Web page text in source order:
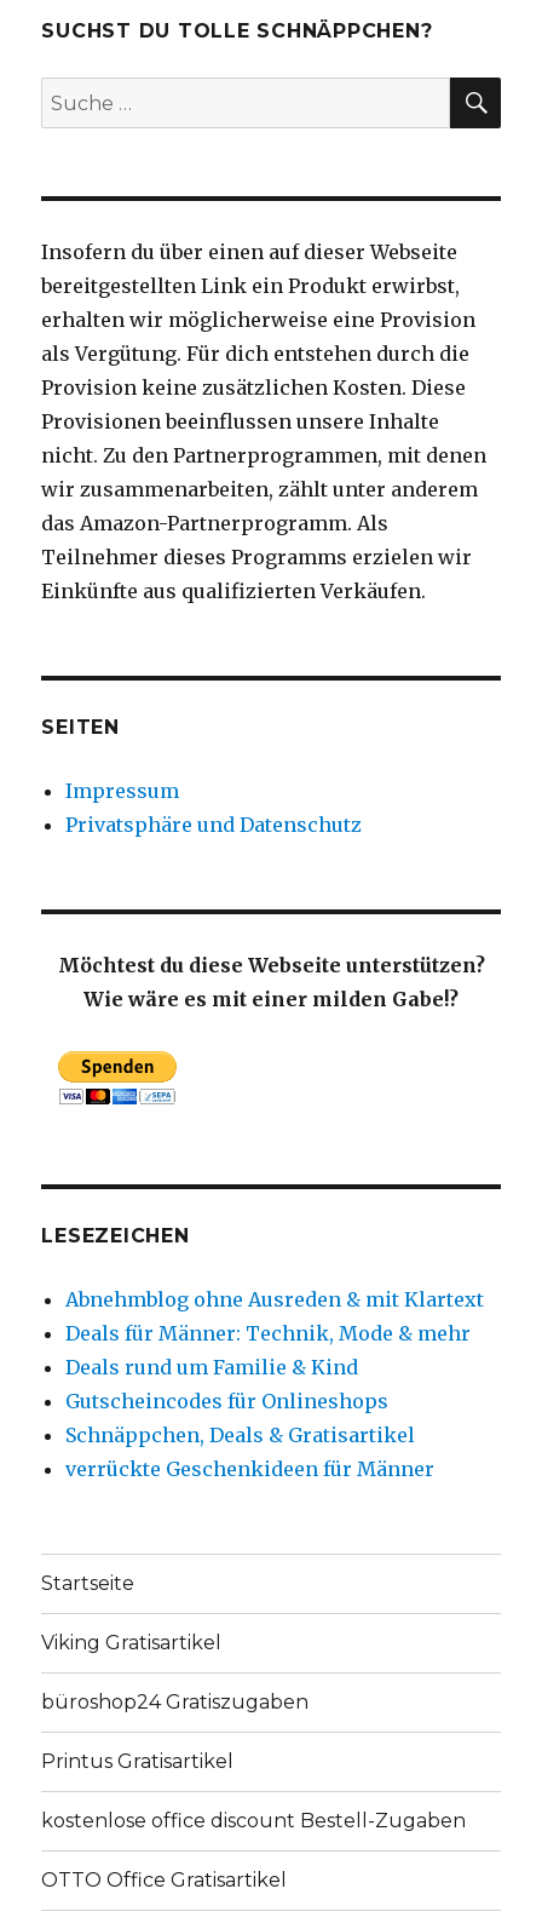
SUCHST DU TOLLE SCHNÄPPCHEN?
Suche
nach:
Insofern du über einen auf dieser Webseite
bereitgestellten Link ein Produkt erwirbst,
erhalten wir möglicherweise eine Provision
als Vergütung. Für dich entstehen durch die
Provision keine zusätzlichen Kosten. Diese
Provisionen beeinflussen unsere Inhalte
nicht. Zu den Partnerprogrammen, mit denen
wir zusammenarbeiten, zählt unter anderem
das Amazon-Partnerprogramm. Als
Teilnehmer dieses Programms erzielen wir
Einkünfte aus qualifizierten Verkäufen.
SEITEN
Impressum
Privatsphäre und Datenschutz
Möchtest du diese Webseite unterstützen?
Wie wäre es mit einer milden Gabe!?
LESEZEICHEN
Abnehmblog ohne Ausreden & mit Klartext
Deals für Männer: Technik, Mode & mehr
Deals rund um Familie & Kind
Gutscheincodes für Onlineshops
Schnäppchen, Deals & Gratisartikel
verrückte Geschenkideen für Männer
Startseite
Viking Gratisartikel
büroshop24 Gratiszugaben
Printus Gratisartikel
kostenlose office discount Bestell-Zugaben
OTTO Office Gratisartikel